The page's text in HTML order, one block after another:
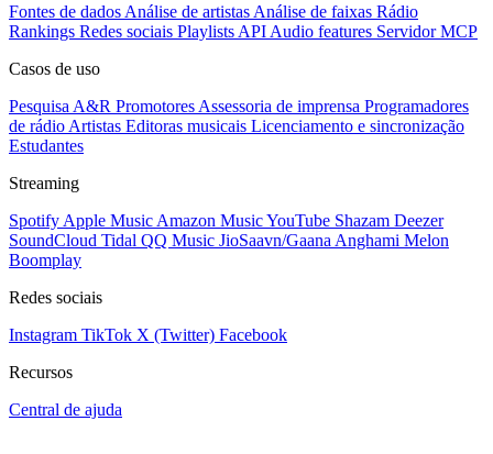
Fontes de dados Análise de artistas Análise de faixas Rádio
Rankings Redes sociais Playlists API Audio features Servidor MCP
Casos de uso
Pesquisa A&R Promotores Assessoria de imprensa Programadores
de rádio Artistas Editoras musicais Licenciamento e sincronização
Estudantes
Streaming
Spotify Apple Music Amazon MusicYouTube Shazam Deezer
SoundCloud Tidal QQ Music JioSaavn/Gaana Anghami Melon
Boomplay
Redes sociais
Instagram TikTok X (Twitter) Facebook
Recursos
Central de ajuda